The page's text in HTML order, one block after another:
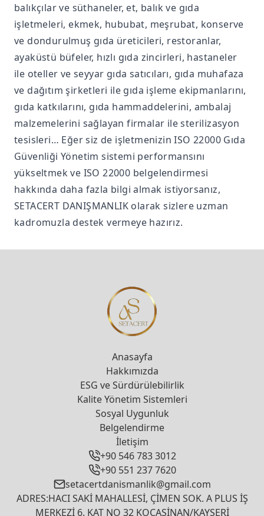
balıkçılar ve süthaneler, et, balık ve gıda
işletmeleri, ekmek, hububat, meşrubat, konserve
ve dondurulmuş gıda üreticileri, restoranlar,
ayaküstü büfeler, hızlı gıda zincirleri, hastaneler
ile oteller ve seyyar gıda satıcıları, gıda muhafaza
ve dağıtım şirketleri ile gıda işleme ekipmanlarını,
gıda katkılarını, gıda hammaddelerini, ambalaj
malzemelerini sağlayan firmalar ile sterilizasyon
tesisleri… Eğer siz de işletmenizin ISO 22000 Gıda
Güvenliği Yönetim sistemi performansını
yükseltmek ve ISO 22000 belgelendirmesi
hakkında daha fazla bilgi almak istiyorsanız,
SETACERT DANIŞMANLIK olarak sizlere uzman
kadromuzla destek vermeye hazırız.
Anasayfa
Hakkımızda
ESG ve Sürdürülebilirlik
Kalite Yönetim Sistemleri
Sosyal Uygunluk
Belgelendirme
İletişim
+90 546 783 3012
+90 551 237 7620
setacertdanismanlik@gmail.com
ADRES:HACI SAKİ MAHALLESİ, ÇİMEN SOK. A PLUS İŞ
MERKEZİ 6. KAT NO 32 KOCASİNAN/KAYSERİ